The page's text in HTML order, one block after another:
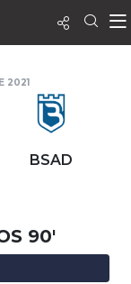
2021
BSAD
90'